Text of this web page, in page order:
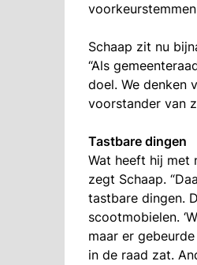
Schaap zit nu
“Als
doel. We denken
voorstander van
Tastbare dingen
Wat heeft hij met
zegt Schaap.
tastbare dingen.
scootmobielen.
maar er
in de raad zat.